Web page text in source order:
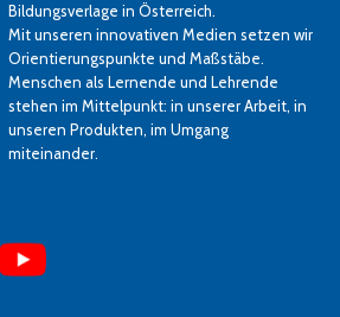
Bildungsverlage in Österreich.
Mit unseren innovativen Medien setzen wir
Orientierungspunkte und Maßstäbe.
Menschen als Lernende und Lehrende
stehen im Mittelpunkt: in unserer Arbeit, in
unseren Produkten, im Umgang
miteinander.